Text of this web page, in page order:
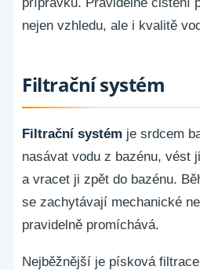
nejen vzhledu, ale i kvalitě
Filtrační systém
Filtrační systém je srdcem
nasávat vodu z bazénu, vést
a vracet ji zpět do bazénu.
se zachytávají mechanické
pravidelně promíchává.
Nejběžnější je písková